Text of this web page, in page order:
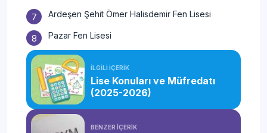
Ardeşen Şehit Ömer Halisdemir Fen Lisesi
Pazar Fen Lisesi
İLGİLİ İÇERİK
Lise Konuları ve Müfredatı
(2025-2026)
BENZER İÇERİK